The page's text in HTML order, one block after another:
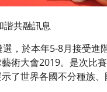
諧共融訊息
，於本年5-8月接受
術大會2019。是次比
了世界各國不分種族